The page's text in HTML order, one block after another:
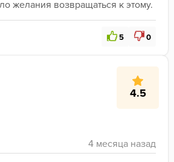
5 0
4.5